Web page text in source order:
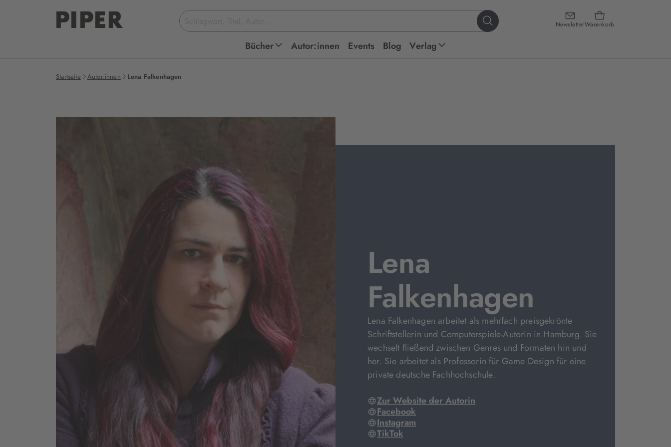
NewsletterWarenkorb
Suchbegriff
eingeben
Bücher Autor:innen Events Blog Verlag
Startseite Autor:innen Lena Falkenhagen
Lena
Falkenhagen
Lena Falkenhagen arbeitet als mehrfach preisgekrönte
Schriftstellerin und Computerspiele-Autorin in Hamburg. Sie
wechselt fließend zwischen Genres und Formaten hin und
her. Sie arbeitet als Professorin für Game Design für eine
private deutsche Fachhochschule.
Zur Website der Autorin
Facebook
Instagram
TikTok